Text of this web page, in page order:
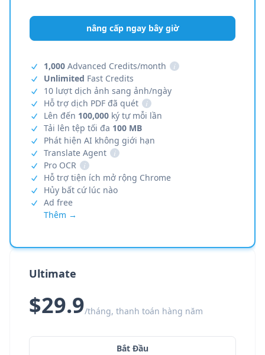
nâng cấp ngay bây giờ
1,000 Advanced Credits/month
i
Unlimited Fast Credits
10 lượt dịch ảnh sang ảnh/ngày
Hỗ trợ dịch PDF đã quét
i
Lên đến 100,000 ký tự mỗi lần
Tải lên tệp tối đa 100 MB
Phát hiện AI không giới hạn
Translate Agent
i
Pro OCR
i
Hỗ trợ tiện ích mở rộng Chrome
Hủy bất cứ lúc nào
Ad free
Thêm →
Ultimate
$29.9/tháng, thanh toán hàng năm
Bắt Đầu